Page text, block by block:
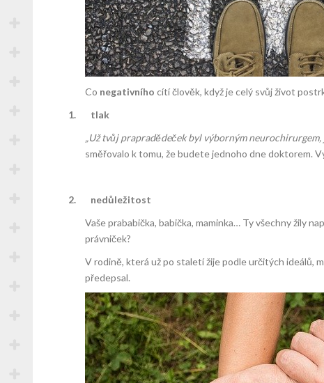
Co negativního cítí člověk, když je celý svůj život
1.
tlak
„Už tvůj prapradědeček byl výborným
směřovalo k tomu, že budete jednoho dne doktorem.
2.
nedůležitost
Vaše prababička, babička, maminka… Ty všechny žily
právniček?
V rodině, která už po staletí žije podle určitých ideálů,
předepsal.